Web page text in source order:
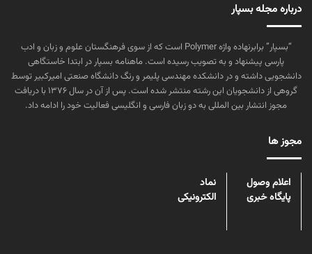
درباره مجله بسپار
“بسپار” برابرنهاده واژه Polymer است که از سوی فرهنگستان علوم و زبان و ادب
پارسی پیشنهاد و به تصویب رسیده است. ماهنامه بسپار در ابتدا خاستگاهی
دانشجویی داشته و در دانشکده مهندسی پلیمر و رنگ دانشگاه صنعتی امیرکبیر توسط
گروهی از دانشجویان این رشته منتشر شده است. پس از آن در سال ۱۳۷۶ با دریافت
مجوز انتشار بین المللی به دو زبان فارسی و انگلیسی فعالیت خود را ادامه داد.
مجوز ها
اعلام وصول
پایگاه خبری
نماد
الکترونیکی